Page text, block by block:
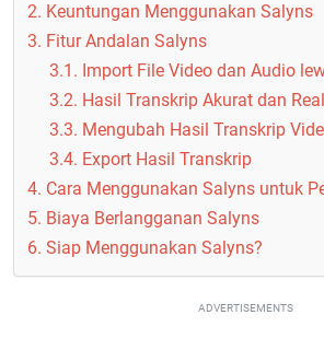
2. Keuntungan Menggunakan Salyns
3. Fitur Andalan Salyns
3.1. Import File Video dan Audio
3.2. Hasil Transkrip Akurat dan
3.3. Mengubah Hasil Transkrip
3.4. Export Hasil Transkrip
4. Cara Menggunakan Salyns untuk
5. Biaya Berlangganan Salyns
6. Siap Menggunakan Salyns?
ADVERTISEMENTS